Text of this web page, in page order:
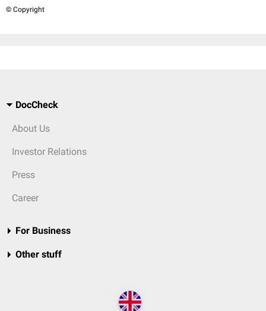
© Copyright
DocCheck
About Us
Investor Relations
Press
Career
For Business
Other stuff